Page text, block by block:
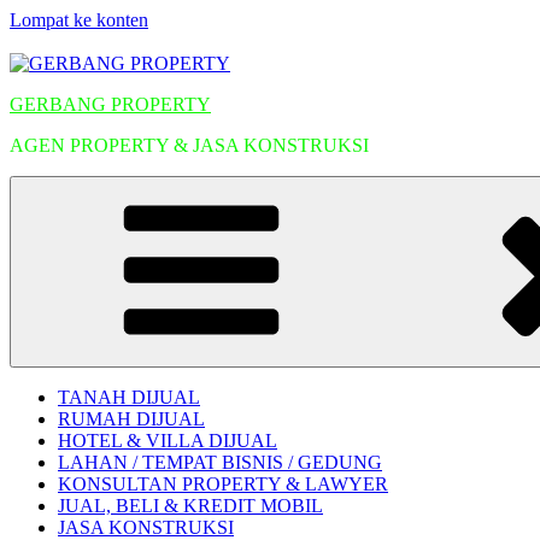
Lompat ke konten
GERBANG PROPERTY
AGEN PROPERTY & JASA KONSTRUKSI
TANAH DIJUAL
RUMAH DIJUAL
HOTEL & VILLA DIJUAL
LAHAN / TEMPAT BISNIS / GEDUNG
KONSULTAN PROPERTY & LAWYER
JUAL, BELI & KREDIT MOBIL
JASA KONSTRUKSI